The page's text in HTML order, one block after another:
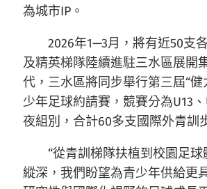
為城市IP。
2026年1—3月，將有近50支
及精英梯隊陸續進駐三水區展開
代，三水區將同步舉行第三屆“健
少年足球約請賽，競賽分為U13、
夜組別，合計60多支國際外青訓
“從青訓梯隊扶植到校園足
縱深，我們盼望為青少年供給更